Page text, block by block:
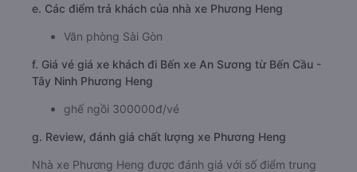
e. Các điểm trả khách của nhà xe Phương Heng
Văn phòng Sài Gòn
f. Giá vé giá xe khách đi Bến xe An Sương từ Bến Cầu -
Tây Ninh Phương Heng
ghế ngồi 300000đ/vé
g. Review, đánh giá chất lượng xe Phương Heng
Nhà xe Phương Heng được đánh giá với số điểm trung